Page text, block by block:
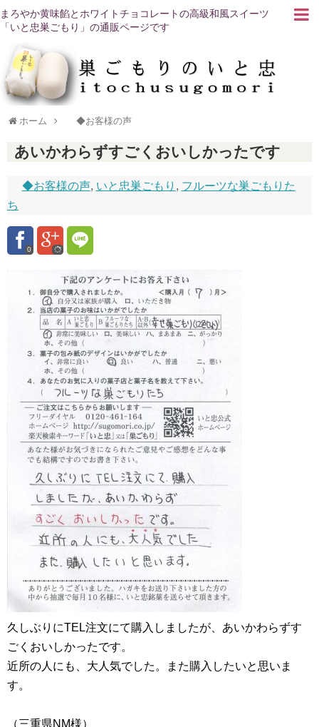
まろやか黄味餡とホワイトチョコレートの高級和風スイーツ
「いと忠巣ごもり」の通販ページです
ホーム ◆お客様の声
あいかわらずすごくおいしかったです
◆お客様の声, いと忠巣ごもり , フルーツな巣ごもりた
ち
0
久しぶりにTEL注文にて購入しましたが、あいかわらずす
ごくおいしかったです。
近所の人にも、大人気でした。また購入したいと思いま
す。
（三重県NM様）